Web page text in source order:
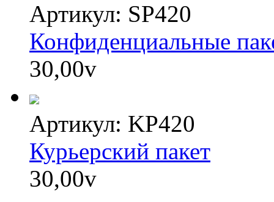
Артикул: SP420
Конфиденциальные
30,00v
Артикул: KP420
Курьерский пакет
30,00v